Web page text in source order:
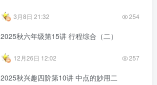
3月8日 21:32 254
2025秋六年级第15讲 行程综合（二）
12月26日 12:02 257
2025秋兴趣四阶第10讲 中点的妙用二